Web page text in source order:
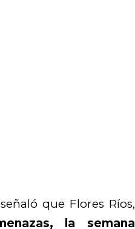
que Flores Ríos,
la semana